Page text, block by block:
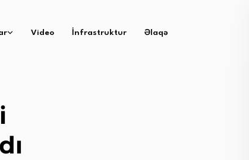
Video İnfrastruktur Əlaqə